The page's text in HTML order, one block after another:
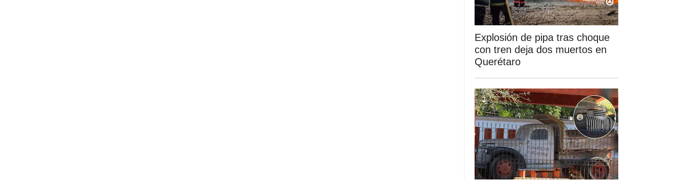
Explosión de pipa tras choque
con tren deja dos muertos en
Querétaro